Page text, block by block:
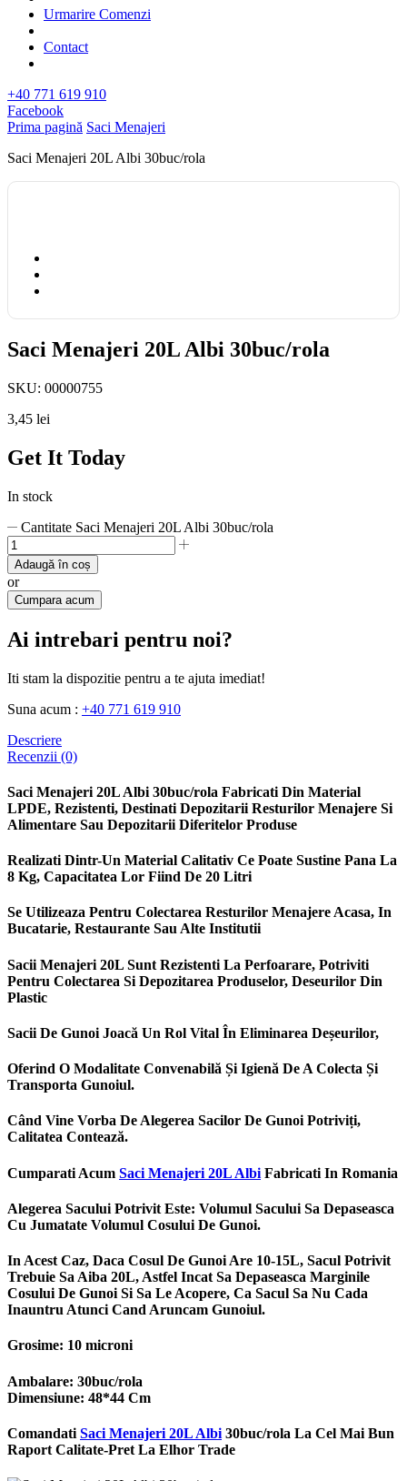
Urmarire Comenzi
Contact
+40 771 619 910
Facebook
Prima pagină Saci Menajeri
Saci Menajeri 20L Albi 30buc/rola
Saci Menajeri 20L Albi 30buc/rola
SKU: 00000755
3,45 lei
Get It Today
In stock
Cantitate Saci Menajeri 20L Albi 30buc/rola
Adaugă în coș
or
Cumpara acum
Ai intrebari pentru noi?
Iti stam la dispozitie pentru a te ajuta imediat!
Suna acum : +40 771 619 910
Descriere
Recenzii (0)
Saci Menajeri 20L Albi 30buc/rola Fabricati Din Material
LPDE, Rezistenti, Destinati Depozitarii Resturilor Menajere Si
Alimentare Sau Depozitarii Diferitelor Produse
Realizati Dintr-Un Material Calitativ Ce Poate Sustine Pana La
8 Kg, Capacitatea Lor Fiind De 20 Litri
Se Utilizeaza Pentru Colectarea Resturilor Menajere Acasa, In
Bucatarie, Restaurante Sau Alte Institutii
Sacii Menajeri 20L Sunt Rezistenti La Perfoarare, Potriviti
Pentru Colectarea Si Depozitarea Produselor, Deseurilor Din
Plastic
Sacii De Gunoi Joacă Un Rol Vital În Eliminarea Deșeurilor,
Oferind O Modalitate Convenabilă Și Igienă De A Colecta Și
Transporta Gunoiul.
Când Vine Vorba De Alegerea Sacilor De Gunoi Potriviți,
Calitatea Contează.
Cumparati Acum Saci Menajeri 20L Albi Fabricati In Romania
Alegerea Sacului Potrivit Este: Volumul Sacului Sa Depaseasca
Cu Jumatate Volumul Cosului De Gunoi.
In Acest Caz, Daca Cosul De Gunoi Are 10-15L, Sacul Potrivit
Trebuie Sa Aiba 20L, Astfel Incat Sa Depaseasca Marginile
Cosului De Gunoi Si Sa Le Acopere, Ca Sacul Sa Nu Cada
Inauntru Atunci Cand Aruncam Gunoiul.
Grosime: 10 microni
Ambalare: 30buc/rola
Dimensiune: 48*44 Cm
Comandati Saci Menajeri 20L Albi 30buc/rola La Cel Mai Bun
Raport Calitate-Pret La Elhor Trade